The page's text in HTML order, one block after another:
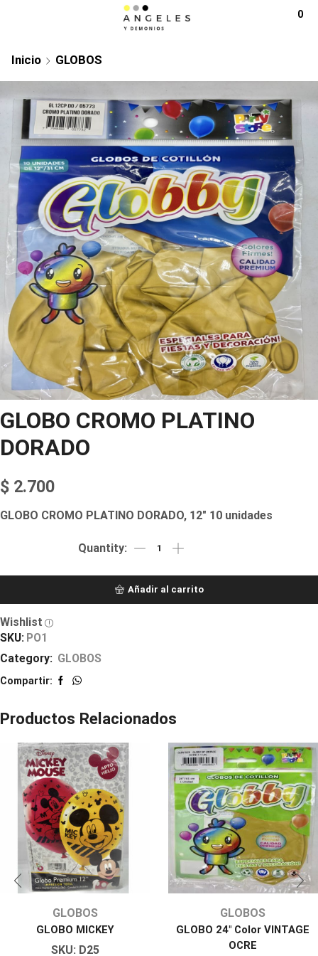
0
Inicio GLOBOS
GLOBO CROMO PLATINO
DORADO
$ 2.700
GLOBO CROMO PLATINO DORADO, 12″ 10 unidades
Añadir al carrito
Wishlist
SKU: PO1
Category: GLOBOS
Compartir:
Productos Relacionados
GLOBOS
GLOBO MICKEY
SKU: D25
GLOBOS
GLOBO 24″ Color VINTAGE
OCRE